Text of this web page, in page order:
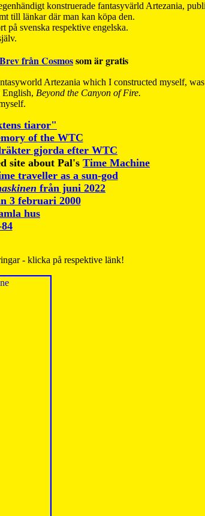
konstruerade fantasyvärld Artezania,
till länkar där man kan köpa den.
på svenska respektive engelska.
Brev från Cosmossom är gratis
Artezania which I constructed myself,
Beyond the Canyon of Fire.
tiaror"
of the WTC
gjorda efter WTC
site about Pal's Time Machine
traveller as a sun-god
från juni 2022
3 februari 2000
hus
- klicka på respektive länk!